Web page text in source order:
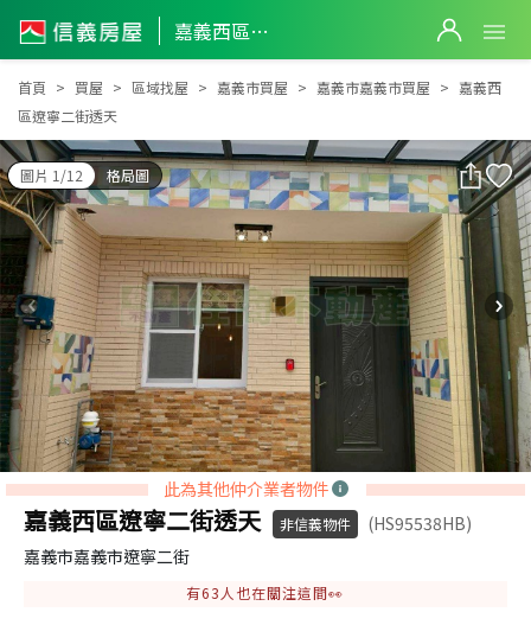
嘉義西區遼寧二街透天
嘉義西區遼寧二街透天
首頁 買屋 區域找屋 嘉義市買屋 嘉義市嘉義市買屋
嘉義西
區遼寧二街透天
圖片 1/12 格局圖
此為其他仲介業者物件
嘉義西區遼寧二街透天 非信義物件
(HS95538HB)
嘉義市嘉義市遼寧二街
有63 人也在關注這間👀